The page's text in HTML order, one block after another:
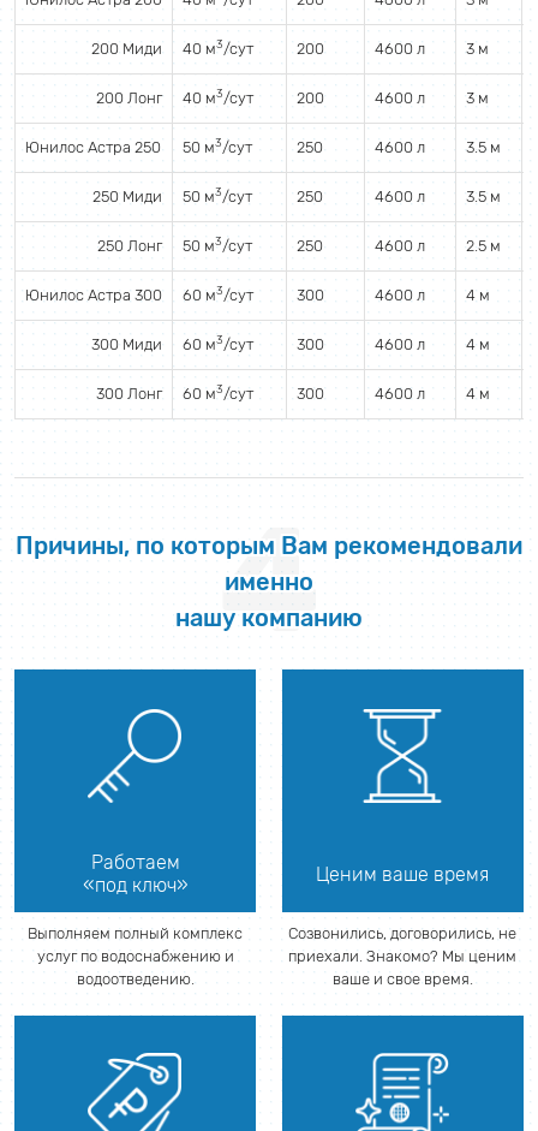
200 Миди 40 м3/сут 200 4600 л 3 м
200 Лонг 40 м3/сут 200 4600 л 3 м
Юнилос Астра 250 50 м3/сут 250 4600 л 3.5 м
250 Миди 50 м3/сут 250 4600 л 3.5 м
250 Лонг 50 м3/сут 250 4600 л 2.5 м
Юнилос Астра 300 60 м3/сут 300 4600 л 4 м
300 Миди 60 м3/сут 300 4600 л 4 м
300 Лонг 60 м3/сут 300 4600 л 4 м
Причины, по которым Вам рекомендовали
именно
нашу компанию
4
Работаем
«под ключ»
Выполняем полный комплекс
услуг по водоснабжению и
водоотведению.
Ценим ваше время
Созвонились, договорились, не
приехали. Знакомо? Мы ценим
ваше и свое время.